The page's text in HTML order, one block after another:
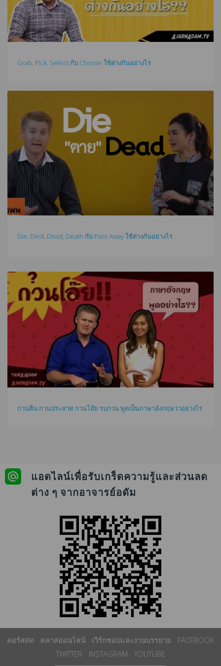
Grab, Pick, Select กับ Choose ใช้ต่างกันอย่างไร
Die, Died, Dead, Death กับ Pass Away ใช้ต่างกันอย่างไร
กวนตีน กวนประสาท กวนโอ๊ย รบกวน พูดเป็นภาษาอังกฤษว่าอย่างไร
แอดไลน์เพื่อรับเกร็ดความรู้และส่วนลด
ต่าง ๆ จากอาจารย์อดัม
คอร์สสด คลาสออนไลน์ เวิร์กชอปและงานบรรยาย
FACEBOOK
TWITTER
INSTAGRAM YOUTUBE